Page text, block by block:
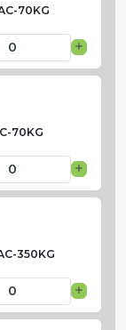
70KG
70KG
350KG